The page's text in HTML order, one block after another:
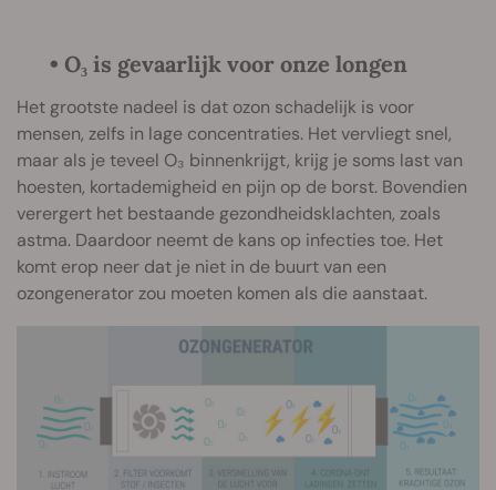
• O₃ is gevaarlijk voor onze longen
Het grootste nadeel is dat ozon schadelijk is voor
mensen, zelfs in lage concentraties. Het vervliegt snel,
maar als je teveel O₃ binnenkrijgt, krijg je soms last van
hoesten, kortademigheid en pijn op de borst. Bovendien
verergert het bestaande gezondheidsklachten, zoals
astma. Daardoor neemt de kans op infecties toe. Het
komt erop neer dat je niet in de buurt van een
ozongenerator zou moeten komen als die aanstaat.